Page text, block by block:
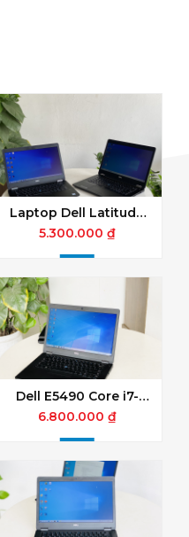
Laptop Dell Latitude
E7470 (I5
6300/8GB/SSD M2
256GB/14.0 FHD)
5.300.000 ₫
Dell E5490 Core i7-
8650U / RAM 8GB / SSD
256GB / Màn 14.0 inch
FHD
6.800.000 ₫